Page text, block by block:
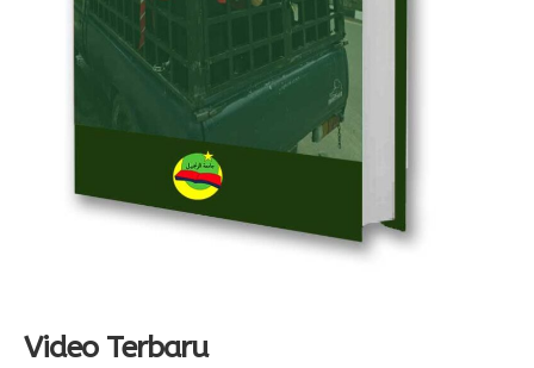
Video Terbaru